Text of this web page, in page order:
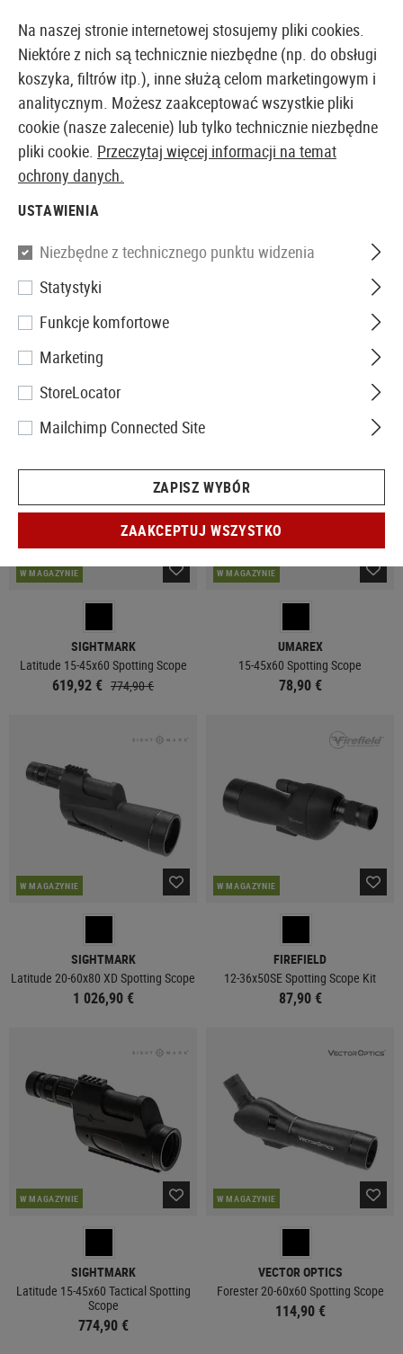
EUROPEJSKI AIRSOFT SKLEP I HURTOWNIA
Strona główna
7 Produkty
W MAGAZYNIE
SIGHTMARK
Latitude 15-45x60 Spotting Scope
619,92 € 774,90 €
W MAGAZYNIE
UMAREX
15-45x60 Spotting Scope
78,90 €
W MAGAZYNIE
SIGHTMARK
Latitude 20-60x80 XD Spotting Scope
1 026,90 €
W MAGAZYNIE
FIREFIELD
12-36x50SE Spotting Scope Kit
87,90 €
W MAGAZYNIE
SIGHTMARK
Latitude 15-45x60 Tactical Spotting
Scope
774,90 €
W MAGAZYNIE
VECTOR OPTICS
Forester 20-60x60 Spotting Scope
114,90 €
Na naszej stronie internetowej stosujemy pliki cookies.
Niektóre z nich są technicznie niezbędne (np. do obsługi
koszyka, filtrów itp.), inne służą celom marketingowym i
analitycznym. Możesz zaakceptować wszystkie pliki
cookie (nasze zalecenie) lub tylko technicznie niezbędne
pliki cookie. Przeczytaj więcej informacji na temat
ochrony danych.
USTAWIENIA
Niezbędne z technicznego punktu widzenia
Statystyki
Funkcje komfortowe
Marketing
StoreLocator
Mailchimp Connected Site
ZAPISZ WYBÓR
ZAAKCEPTUJ WSZYSTKO